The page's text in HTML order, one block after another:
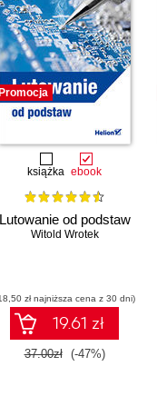
Promocja
książka ebook
Lutowanie od podstaw
Witold Wrotek
zł najniższa cena z 30 dni)
19.61 zł
37.00zł (-47%)